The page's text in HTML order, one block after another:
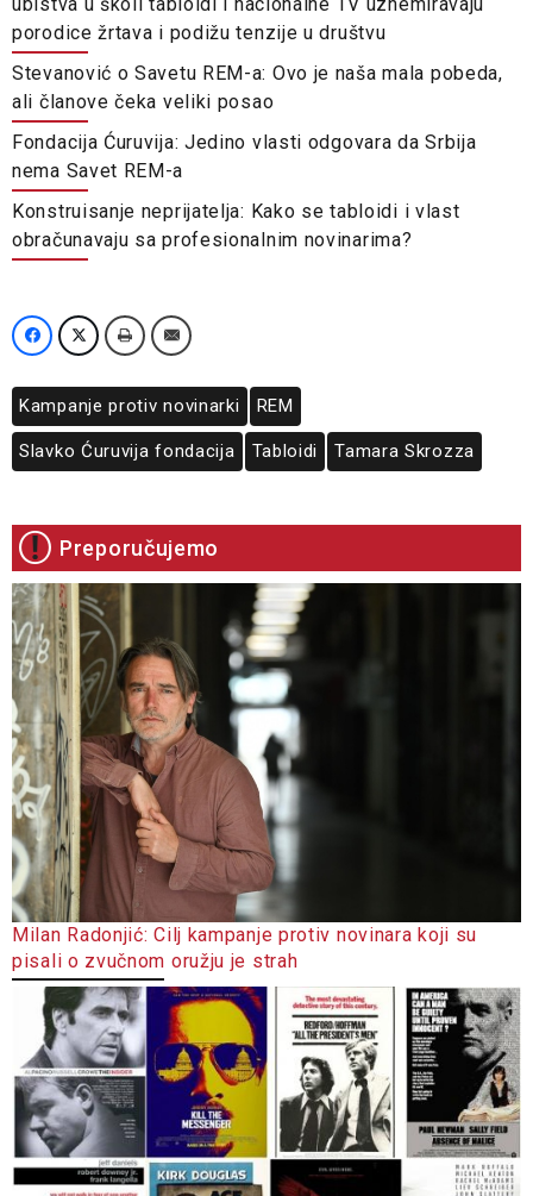
porodice žrtava i podižu tenzije u društvu
Stevanović o Savetu REM-a: Ovo je naša mala pobeda,
ali članove čeka veliki posao
Fondacija Ćuruvija: Jedino vlasti odgovara da Srbija
nema Savet REM-a
Konstruisanje neprijatelja: Kako se tabloidi i vlast
obračunavaju sa profesionalnim novinarima?
Kampanje protiv novinarki REM
Slavko Ćuruvija fondacija Tabloidi Tamara Skrozza
Preporučujemo
Milan Radonjić: Cilj kampanje protiv novinara koji su
pisali o zvučnom oružju je strah